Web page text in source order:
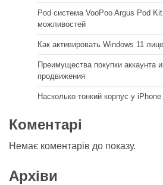
Pod система VooPoo Argus Pod
можливостей
Как активировать Windows 11
Преимущества покупки аккаунта
продвижения
Насколько тонкий корпус у
Коментарі
Немає коментарів до показу.
Архіви